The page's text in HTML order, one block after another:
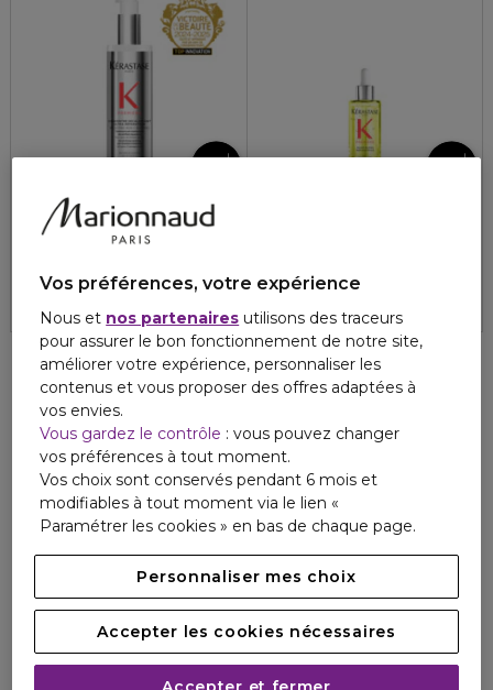
KÉRASTASE
PREMIÈRE
77,00 € 5 1 57,90 €
Vos préférences, votre expérience
Nous et nos partenaires utilisons des traceurs
pour assurer le bon fonctionnement de notre site,
améliorer votre expérience, personnaliser les
contenus et vous proposer des offres adaptées à
vos envies.
Vous gardez le contrôle : vous pouvez changer
vos préférences à tout moment.
Vos choix sont conservés pendant 6 mois et
modifiables à tout moment via le lien «
Paramétrer les cookies » en bas de chaque page.
Personnaliser mes choix
Accepter les cookies nécessaires